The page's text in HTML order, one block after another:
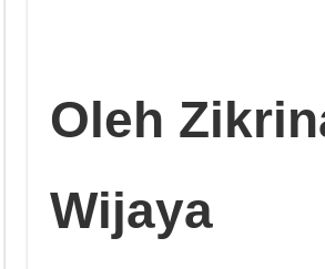
Oleh
Wijaya